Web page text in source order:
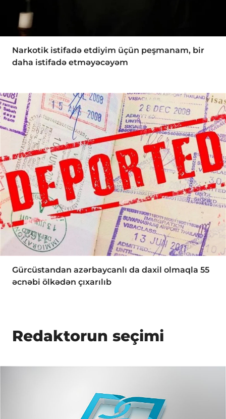
Narkotik istifadə etdiyim üçün peşmanam, bir
daha istifadə etməyəcəyəm
Gürcüstandan azərbaycanlı da daxil olmaqla 55
əcnəbi ölkədən çıxarılıb
Redaktorun seçimi